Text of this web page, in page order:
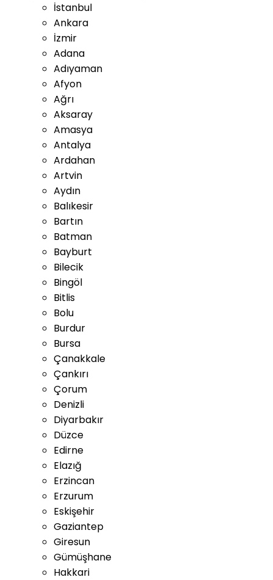
İstanbul
Ankara
İzmir
Adana
Adıyaman
Afyon
Ağrı
Aksaray
Amasya
Antalya
Ardahan
Artvin
Aydın
Balıkesir
Bartın
Batman
Bayburt
Bilecik
Bingöl
Bitlis
Bolu
Burdur
Bursa
Çanakkale
Çankırı
Çorum
Denizli
Diyarbakır
Düzce
Edirne
Elazığ
Erzincan
Erzurum
Eskişehir
Gaziantep
Giresun
Gümüşhane
Hakkari